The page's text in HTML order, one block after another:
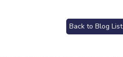
Back to Blog List